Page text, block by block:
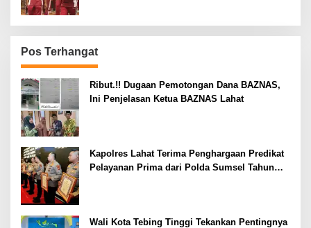
Pos Terhangat
Ribut.!! Dugaan Pemotongan Dana BAZNAS,
Ini Penjelasan Ketua BAZNAS Lahat
Kapolres Lahat Terima Penghargaan Predikat
Pelayanan Prima dari Polda Sumsel Tahun
Wali Kota Tebing Tinggi Tekankan Pentingnya